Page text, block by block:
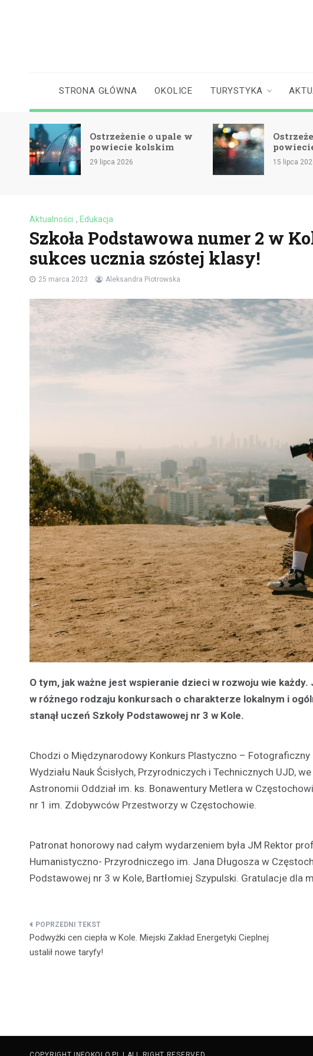
STRONA GŁÓWNA OKOLICE TURYSTYKA
Ostrzeżenie o upale w
powiecie kolskim
29 lipca 2026 15 lipca
Aktualności , Edukacja
Szkoła Podstawowa numer 2 w
sukces ucznia szóstej klasy!
25 marca 2023 Aleksandra Piotrowska
O tym, jak ważne jest wspieranie dzieci w rozwoju wie
w różnego rodzaju konkursach o charakterze lokalnym i
stanął uczeń Szkoły Podstawowej nr 3 w Kole.
Chodzi o Międzynarodowy Konkurs Plastyczno –
Wydziału Nauk Ścisłych, Przyrodniczych i Technicznych UJD,
Astronomii Oddział im. ks. Bonawentury Metlera w
nr 1 im. Zdobywców Przestworzy w Częstochowie.
Patronat honorowy nad całym wydarzeniem była JM Rektor
Humanistyczno- Przyrodniczego im. Jana Długosza w
Podstawowej nr 3 w Kole, Bartłomiej Szypulski. Gratulacje dla
Nawigacja
wpisu
Podwyżki cen ciepła w Kole. Miejski Zakład Energetyki Cieplnej
ustalił nowe taryfy!